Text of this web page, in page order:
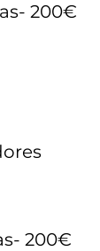
200€
200€